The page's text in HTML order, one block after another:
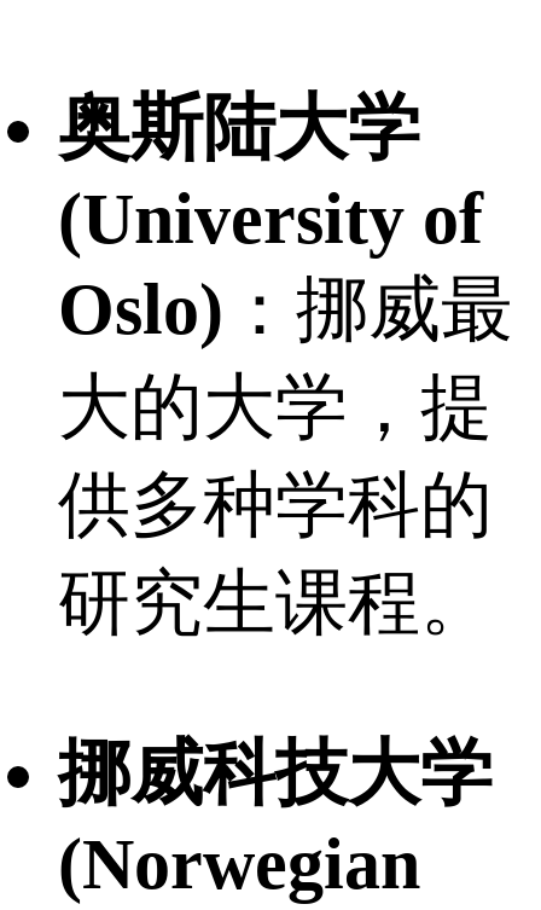
奥斯陆大学
(University of
Oslo) ：挪威最
大的大学，提
供多种学科的
研究生课程。
挪威科技大学
(Norwegian